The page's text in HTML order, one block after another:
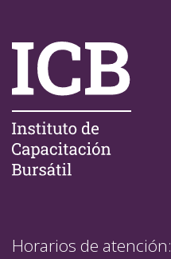
Horarios de atención: